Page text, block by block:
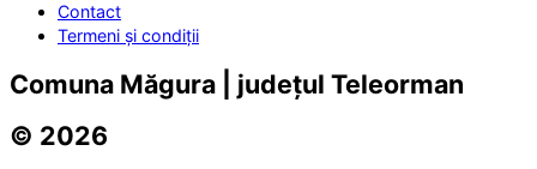
Contact
Termeni și condiții
Comuna Măgura | județul Teleorman
© 2026